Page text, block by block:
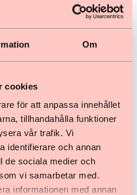
Om
cookies
för att anpassa innehållet
tillhandahålla funktioner
vår trafik. Vi
identifierare och annan
de sociala medier och
vi samarbetar med.
informationen med annan
te inkren debatta.
pa ternimatonge
pa